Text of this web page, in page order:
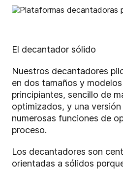
El decantador sólido
Nuestros decantadores
en dos tamaños y
principiantes, sencillo de
optimizados, y una
numerosas funciones de
proceso.
Los decantadores son
orientadas a sólidos